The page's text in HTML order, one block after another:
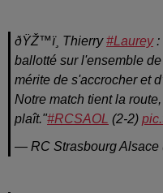
ðŸŽ™ï¸ Thierry#Laurey:
ballotté sur l'ensemble
mérite de s'accrocher et
Notre match tient la
plaît."#RCSAOL (2-2)
— RC Strasbourg Alsace